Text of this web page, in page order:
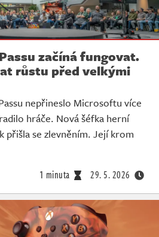
začíná fungovat.
růstu před velkými
nepřineslo Microsoftu více
hráče. Nová šéfka herní
přišla se zlevněním. Její krom
1 minuta 29. 5. 2026